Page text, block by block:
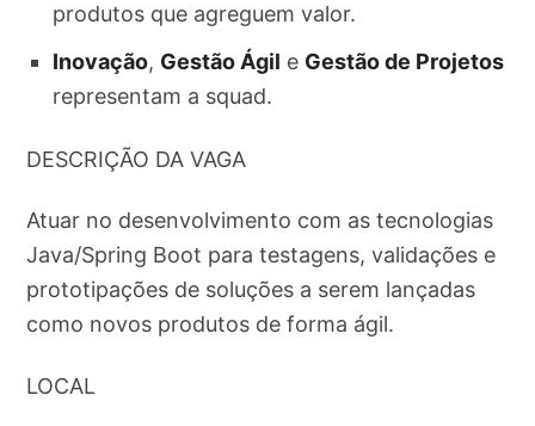
produtos que agreguem valor.
Inovação, Gestão Ágil e Gestão de Projetos
representam a squad.
DESCRIÇÃO DA VAGA
Atuar no desenvolvimento com as tecnologias
Java/Spring Boot para testagens, validações e
prototipações de soluções a serem lançadas
como novos produtos de forma ágil.
LOCAL